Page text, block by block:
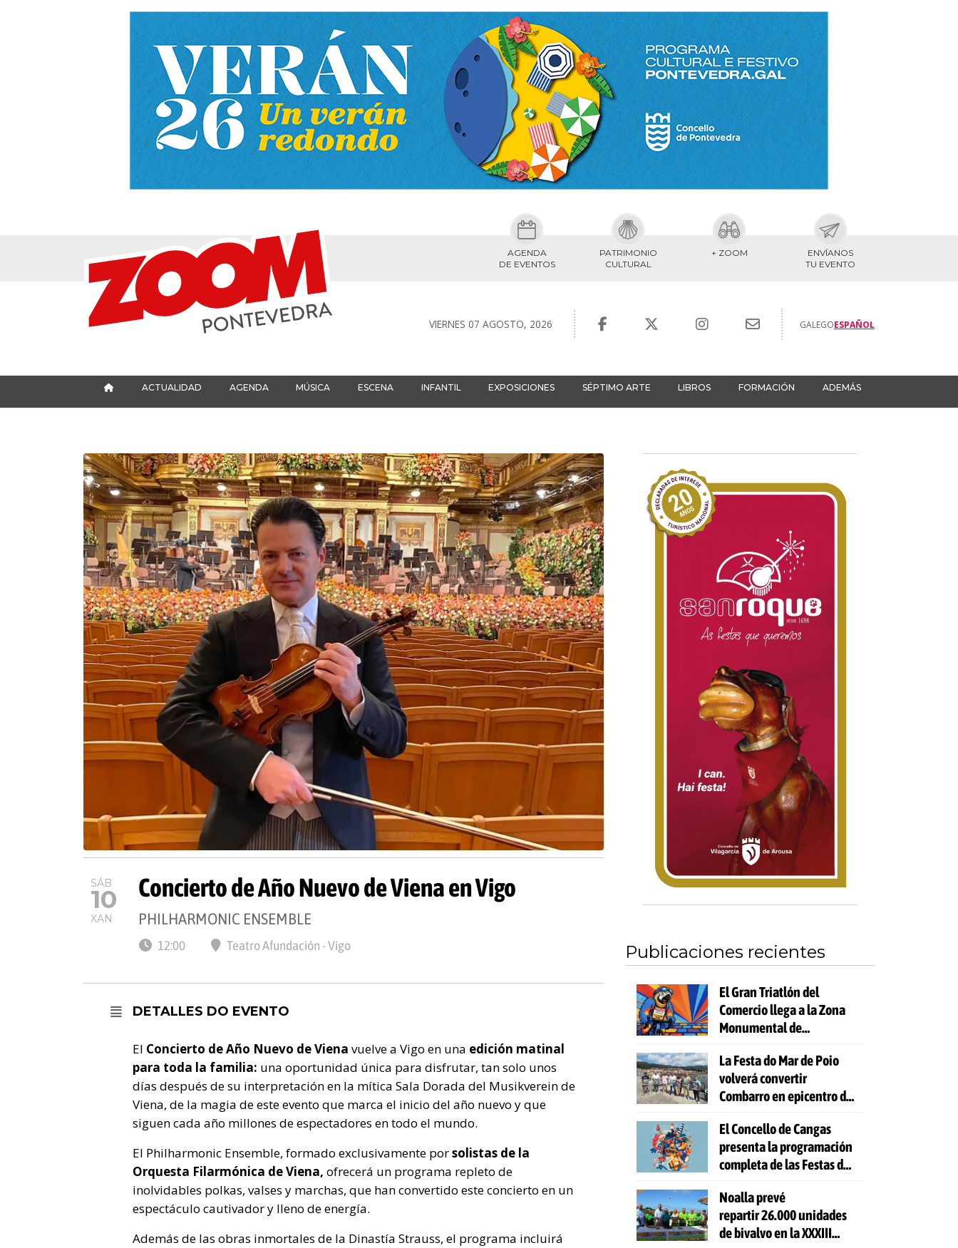
AGENDA
DE EVENTOS
PATRIMONIO
CULTURAL
+ ZOOM
ENVÍANOS
TU EVENTO
VIERNES 07 AGOSTO, 2026 GALEGOESPAÑOL
ACTUALIDAD AGENDA MÚSICA ESCENA INFANTIL EXPOSICIONES SÉPTIMO ARTE LIBROS FORMACIÓN ADEMÁS
SÁB
10
XAN
Concierto de Año Nuevo de Viena en Vigo
PHILHARMONIC ENSEMBLE
12:00 Teatro Afundación - Vigo
DETALLES DO EVENTO
El Concierto de Año Nuevo de Viena vuelve a Vigo en una edición matinal
para toda la familia: una oportunidad única para disfrutar, tan solo unos
días después de su interpretación en la mítica Sala Dorada del Musikverein de
Viena, de la magia de este evento que marca el inicio del año nuevo y que
siguen cada año millones de espectadores en todo el mundo.
El Philharmonic Ensemble, formado exclusivamente porsolistas de la
Orquesta Filarmónica de Viena, ofrecerá un programa repleto de
inolvidables polkas, valses y marchas, que han convertido este concierto en un
espectáculo cautivador y lleno de energía.
Además de las obras inmortales de la Dinastía Strauss, el programa incluirá
Publicaciones recientes
El Gran Triatlón del
Comercio llega a la Zona
Monumental de
La Festa do Mar de Poio
volverá convertir
Combarro en epicentro de
El Concello de Cangas
presenta la programación
completa de las Festas do
Noalla prevé
repartir 26.000 unidades
de bivalvo en la XXXIII